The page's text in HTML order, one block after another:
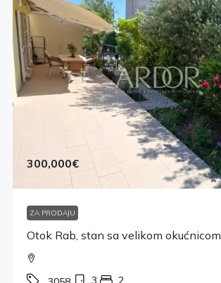
300,000€
ZA PRODAJU
Otok Rab, stan sa velikom okućnicom
3 2